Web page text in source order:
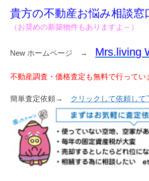
貴方の不動産お悩み相談窓
（お奨めの新築物件もありますよ～）
New ホームページ → Mrs.living
不動産調査・価格査定も無料で行ってい
簡単査定依頼→ クリックして依頼して